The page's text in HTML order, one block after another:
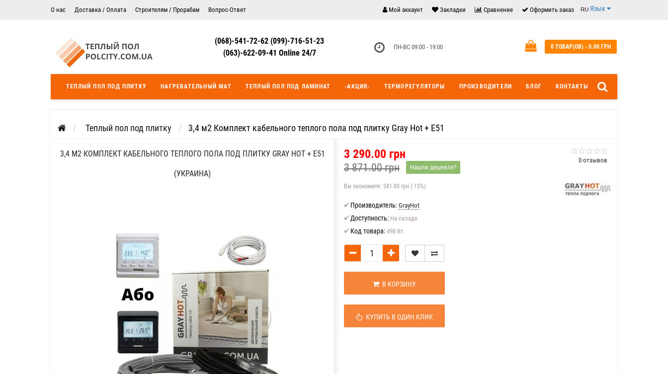
О нас Доставка / Оплата Строителям / Прорабам Вопрос-Ответ
Цены на монтаж теплого пола
Теплый пол в Днепропетровск
Теплый пол Одесса Теплый пол Черкассы
Мой аккаунт Закладки Сравнение Оформить заказ Язык
(068)-541-72-62 (099)-716-51-23
(063)-622-09-41 Online 24/7
ПН-ВС 09:00 - 19:00 0 ТОВАР(ОВ) - 0.00 ГРН
ТЕПЛЫЙ ПОЛ ПОД ПЛИТКУ НАГРЕВАТЕЛЬНЫЙ МАТ ТЕПЛЫЙ ПОЛ ПОД ЛАМИНАТ -АКЦИЯ- ТЕРМОРЕГУЛЯТОРЫ ПРОИЗВОДИТЕЛИ БЛОГ КОНТАКТЫ
Теплый пол под плитку 3,4 м2 Комплект кабельного теплого пола под плитку Gray Hot + E51
3,4 М2 КОМПЛЕКТ КАБЕЛЬНОГО ТЕПЛОГО ПОЛА ПОД ПЛИТКУ GRAY HOT + E51
(УКРАИНА)
0 отзывов
3 290.00 грн
3 871.00 грн Нашли дешевле?
Вы экономите: 581.00 грн (-15%)
Производитель: GrayHot
Доступность: На складе
Код товара: 498 Вт
В КОРЗИНУ
КУПИТЬ В ОДИН КЛИК